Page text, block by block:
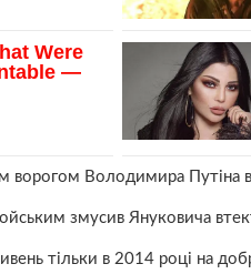
Володимира Путіна в
змусив Януковича
тільки в 2014 році на